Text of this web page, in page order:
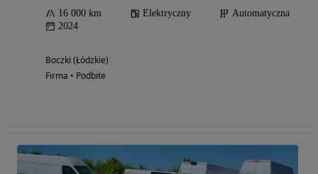
16 000 km Elektryczny
Automatyczna
2024
Boczki (Łódzkie)
Firma • Podbite